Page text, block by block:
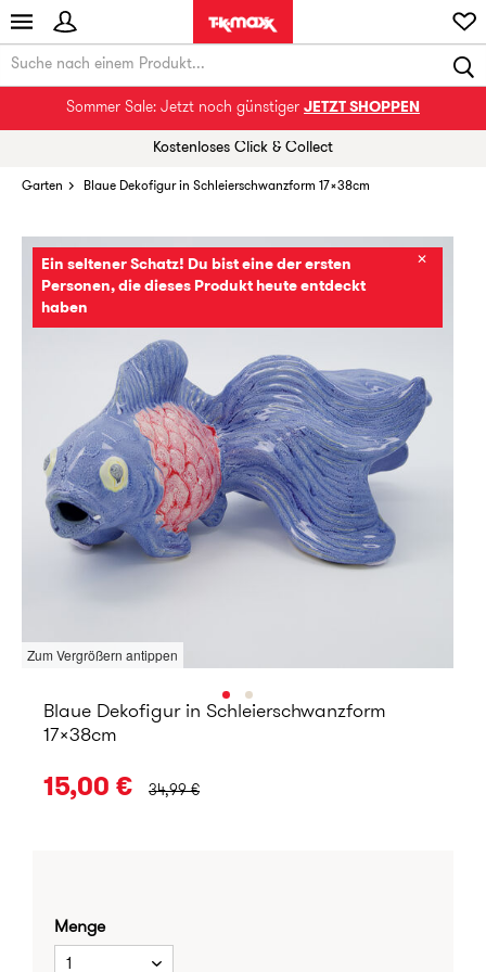
Sommer Sale: Jetzt noch günstiger JETZT SHOPPEN
Kostenloses Click & Collect
Garten Blaue Dekofigur in Schleierschwanzform 17x38cm
Ein seltener Schatz! Du bist eine der ersten
Personen, die dieses Produkt heute entdeckt
haben
✕
Zum Vergrößern antippen
Blaue Dekofigur in Schleierschwanzform
17x38cm
15,00 € URSPRÜNGLICHER PREIS:
34,99 €
Menge
1